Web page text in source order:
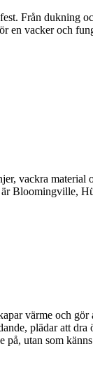
Från dukning
en vacker och
vackra
Bloomingville,
värme och
plädar att
utan som